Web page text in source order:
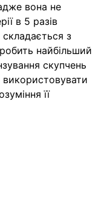
вона не
в 5 разів
складається з
найбільший
скупчень
її